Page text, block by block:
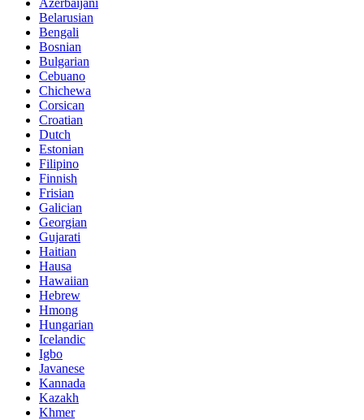
Azerbaijani
Belarusian
Bengali
Bosnian
Bulgarian
Cebuano
Chichewa
Corsican
Croatian
Dutch
Estonian
Filipino
Finnish
Frisian
Galician
Georgian
Gujarati
Haitian
Hausa
Hawaiian
Hebrew
Hmong
Hungarian
Icelandic
Igbo
Javanese
Kannada
Kazakh
Khmer